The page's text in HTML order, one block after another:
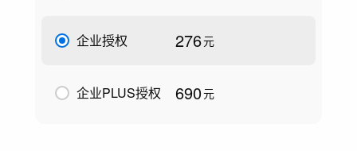
企业授权 276元
企业PLUS授权 690元